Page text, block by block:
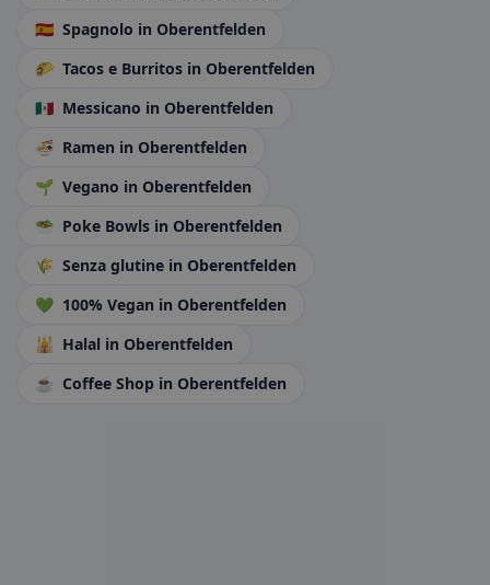
🇪🇸 Spagnolo in Oberentfelden
🌮 Tacos e Burritos in Oberentfelden
🇲🇽 Messicano in Oberentfelden
🍜 Ramen in Oberentfelden
🌱 Vegano in Oberentfelden
🥗 Poke Bowls in Oberentfelden
🌾 Senza glutine in Oberentfelden
💚 100% Vegan in Oberentfelden
🕌 Halal in Oberentfelden
☕ Coffee Shop in Oberentfelden